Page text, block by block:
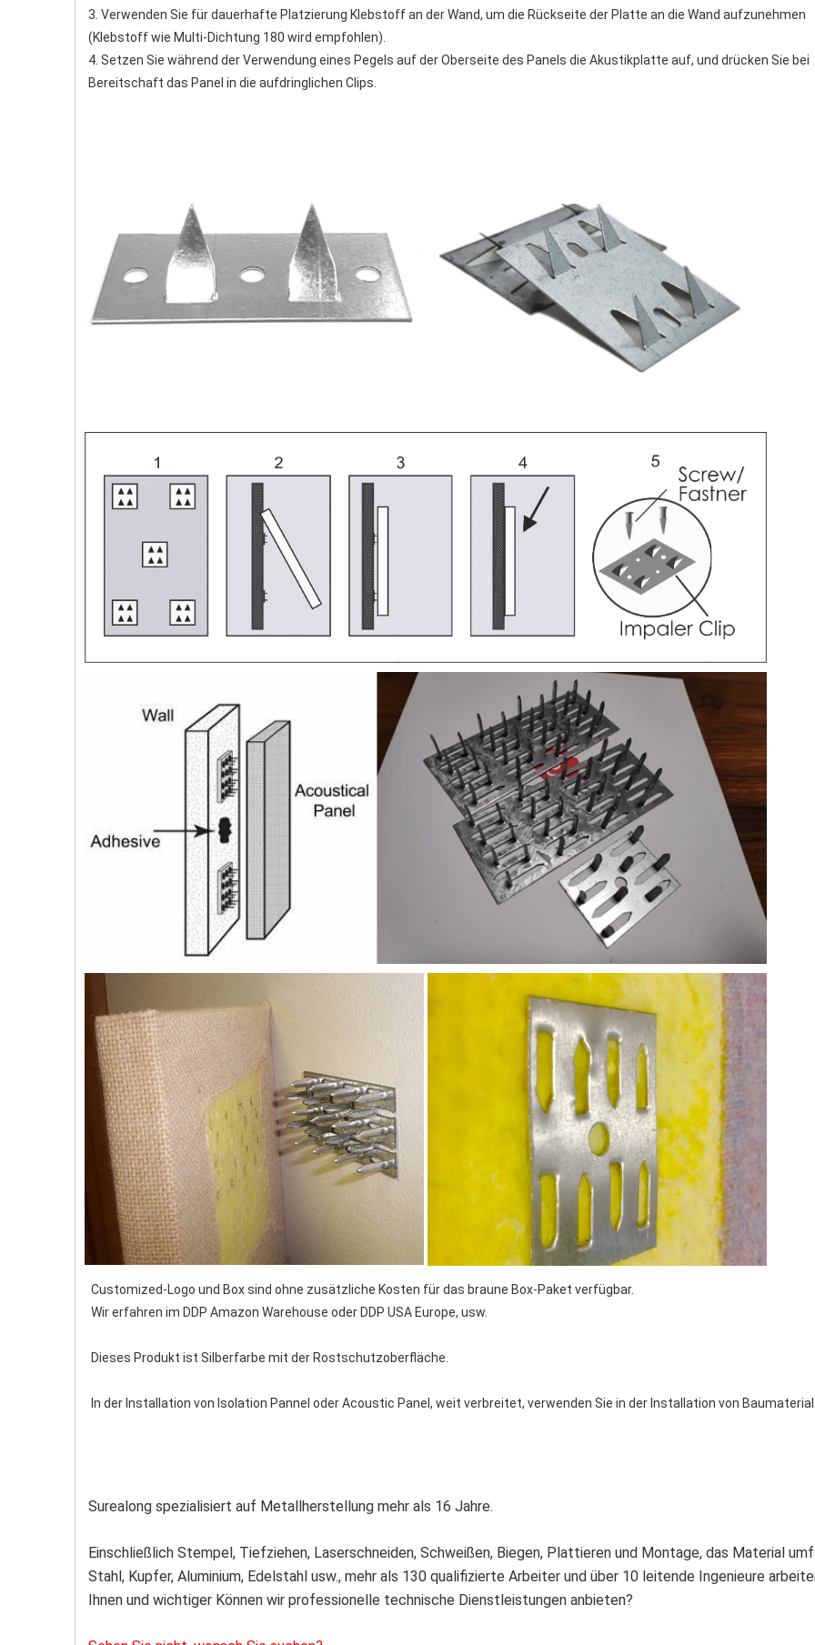
3. Verwenden Sie für dauerhafte Platzierung Klebstoff an der Wand, um die Rückseite der Platte an die Wand aufzunehmen
(Klebstoff wie Multi-Dichtung 180 wird empfohlen).
4. Setzen Sie während der Verwendung eines Pegels auf der Oberseite des Panels die Akustikplatte auf, und drücken Sie bei
Bereitschaft das Panel in die aufdringlichen Clips.
Customized-Logo und Box sind ohne zusätzliche Kosten für das braune Box-Paket verfügbar.
Wir erfahren im DDP Amazon Warehouse oder DDP USA Europe, usw.
Dieses Produkt ist Silberfarbe mit der Rostschutzoberfläche.
In der Installation von Isolation Pannel oder Acoustic Panel, weit verbreitet, verwenden Sie in der Installation von Baumaterial.
Surealong spezialisiert auf Metallherstellung mehr als 16 Jahre.
Einschließlich Stempel, Tiefziehen, Laserschneiden, Schweißen, Biegen, Plattieren und Montage, das Material
Stahl, Kupfer, Aluminium, Edelstahl usw., mehr als 130 qualifizierte Arbeiter und über 10 leitende Ingenieure
Ihnen und wichtiger Können wir professionelle technische Dienstleistungen anbieten?